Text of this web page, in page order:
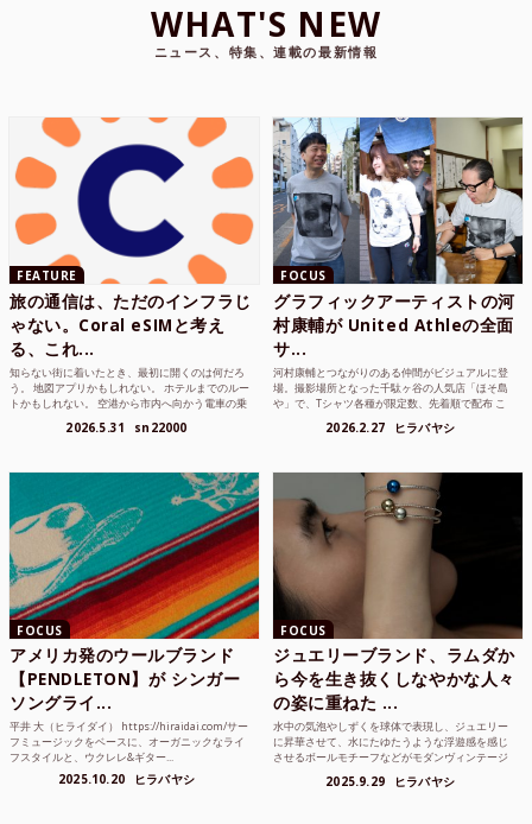
WHAT'S NEW
ニュース、特集、連載の最新情報
FEATURE
旅の通信は、ただのインフラじ
ゃない。Coral eSIMと考え
る、これ...
知らない街に着いたとき、最初に開くのは何だろ
う。 地図アプリかもしれない。 ホテルまでのルー
トかもしれない。 空港から市内へ向かう電車の乗
2026.5.31 sn22000
FOCUS
グラフィックアーティストの河
村康輔が United Athleの全面
サ...
河村康輔とつながりのある仲間がビジュアルに登
場。撮影場所となった千駄ヶ谷の人気店「ほそ島
や」で、Tシャツ各種が限定数、先着順で配布 こ
2026.2.27 ヒラバヤシ
FOCUS
アメリカ発のウールブランド
【PENDLETON】が シンガー
ソングライ...
平井 大（ヒライダイ） https://hiraidai.com/サー
フミュージックをベースに、オーガニックなライ
フスタイルと、ウクレレ&ギター...
2025.10.20 ヒラバヤシ
FOCUS
ジュエリーブランド、ラムダか
ら今を生き抜くしなやかな人々
の姿に重ねた ...
水中の気泡やしずくを球体で表現し、ジュエリー
に昇華させて、水にたゆたうような浮遊感を感じ
させるボールモチーフなどがモダンヴィンテージ
2025.9.29 ヒラバヤシ